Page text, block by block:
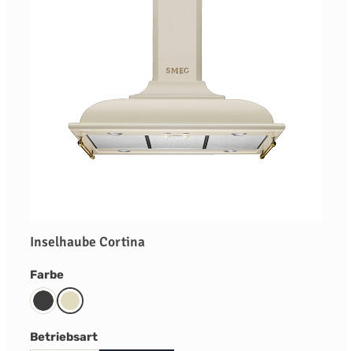
Inselhaube Cortina
Farbeauswählen
AnthrazitCreme
Betriebsartauswählen